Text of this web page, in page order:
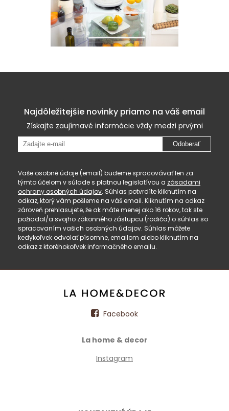
Najdôležitejšie novinky priamo na váš email
Získajte zaujímavé informácie vždy medzi prvými
Odoberať
Vaše osobné údaje (email) budeme spracovávať len za
týmto účelom v súlade s platnou legislatívou a zásadami
ochrany osobných údajov. Súhlas potvrdíte kliknutím na
odkaz, ktorý vám pošleme na váš email. Kliknutím na odkaz
zároveň prehlasujete, že ak máte menej ako 16 rokov, tak ste
požiadal/a svojho zákonného zástupcu (rodiča) o súhlas so
spracovaním vašich osobných údajov. Súhlas môžete
kedykoľvek odvolať písomne, emailom alebo kliknutím na
odkaz z ktoréhokoľvek informačného emailu.
Facebook
La home & decor
Instagram